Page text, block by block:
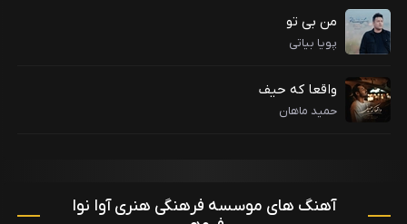
من بی تو
پویا بیاتی
واقعا که حیف
حمید ماهان
آهنگ های موسسه فرهنگی هنری آوا نوا